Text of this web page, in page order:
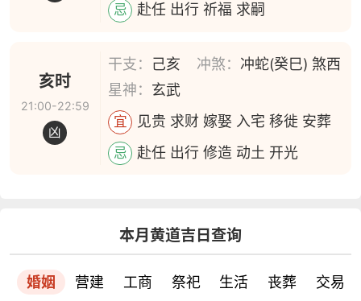
忌 赴任 出行 祈福 求嗣
亥时
21:00-22:59
凶
干支： 己亥 冲煞： 冲蛇(癸巳) 煞西
星神： 玄武
宜 见贵 求财 嫁娶 入宅 移徙 安葬
忌 赴任 出行 修造 动土 开光
本月黄道吉日查询
婚姻 营建 工商 祭祀 生活 丧葬 交易